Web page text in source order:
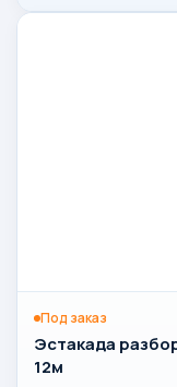
Под заказ
Эстакада
12м